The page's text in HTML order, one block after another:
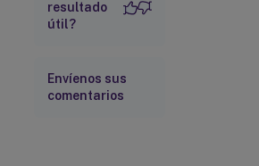
del CEIP
¿De qué usuarios
se recopilan datos
resultado
útil?
Envíenos sus
comentarios